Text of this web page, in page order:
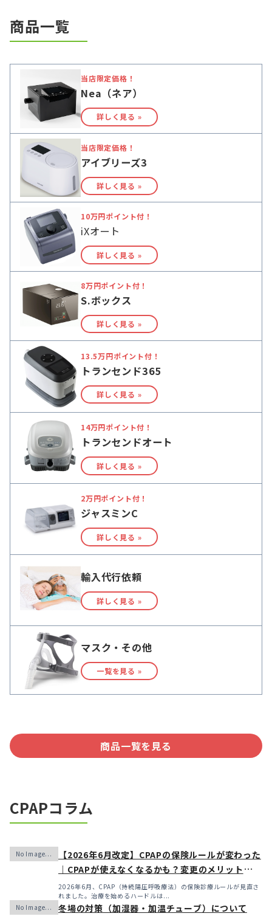
商品一覧
当店限定価格！
Nea（ネア）
詳しく見る »
当店限定価格！
アイブリーズ3
詳しく見る »
10万円ポイント付！
iXオート
詳しく見る »
8万円ポイント付！
S.ボックス
詳しく見る »
13.5万円ポイント付！
トランセンド365
詳しく見る »
14万円ポイント付！
トランセンドオート
詳しく見る »
2万円ポイント付！
ジャスミンC
詳しく見る »
輸入代行依頼
詳しく見る »
マスク・その他
一覧を見る »
商品一覧を見る
CPAPコラム
【2026年6月改定】CPAPの保険ルールが変わった
｜CPAPが使えなくなるかも？変更のメリット・デ
メリットと「購入」という選択肢
2026年6月、CPAP（持続陽圧呼吸療法）の保険診療ルールが見直さ
れました。治療を始めるハードルは...
冬場の対策（加湿器・加温チューブ）について